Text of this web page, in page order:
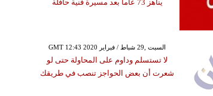
يناهز 73 عاماً بعد مسيرة فنية حافلة
GMT 12:43 2020 السبت ,29 شباط / فبراير
لا تستسلم وداوم على المحاولة حتى لو
شعرت أن بعض الحواجز تنصب في طريقك